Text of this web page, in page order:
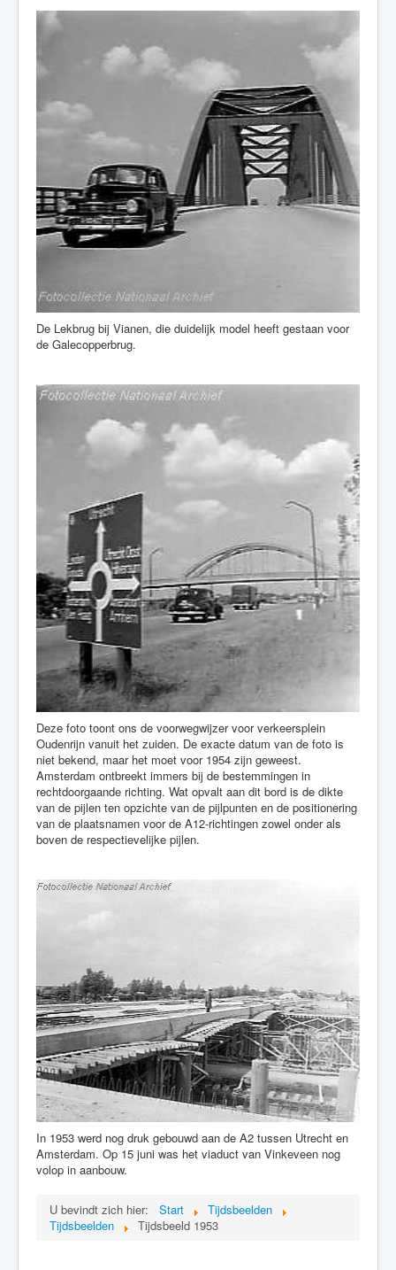
De Lekbrug bij Vianen, die duidelijk model heeft gestaan voor
de Galecopperbrug.
Deze foto toont ons de voorwegwijzer voor verkeersplein
Oudenrijn vanuit het zuiden. De exacte datum van de foto is
niet bekend, maar het moet voor 1954 zijn geweest.
Amsterdam ontbreekt immers bij de bestemmingen in
rechtdoorgaande richting. Wat opvalt aan dit bord is de dikte
van de pijlen ten opzichte van de pijlpunten en de positionering
van de plaatsnamen voor de A12-richtingen zowel onder als
boven de respectievelijke pijlen.
In 1953 werd nog druk gebouwd aan de A2 tussen Utrecht en
Amsterdam. Op 15 juni was het viaduct van Vinkeveen nog
volop in aanbouw.
U bevindt zich hier: Start
Tijdsbeelden
Tijdsbeelden
Tijdsbeeld 1953